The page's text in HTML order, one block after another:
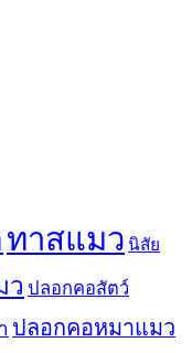
ทาสแมว นิสัย
ว ปลอกคอสัตว์
ปลอกคอหมาแมว